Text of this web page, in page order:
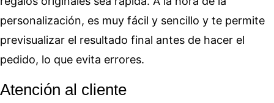
personalización, es muy fácil y sencillo y te permite
previsualizar el resultado final antes de hacer el
pedido, lo que evita errores.
Atención al cliente